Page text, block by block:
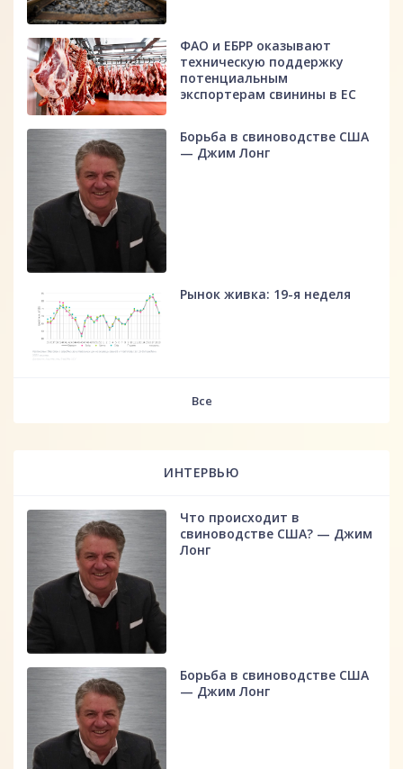
ФАО и ЕБРР оказывают
техническую поддержку
потенциальным
экспортерам свинины в ЕС
Борьба в свиноводстве США
— Джим Лонг
Рынок живка: 19-я неделя
Все
ИНТЕРВЬЮ
Что происходит в
свиноводстве США? — Джим
Лонг
Борьба в свиноводстве США
— Джим Лонг